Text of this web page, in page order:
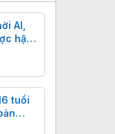
AI,
hậu
tuổi